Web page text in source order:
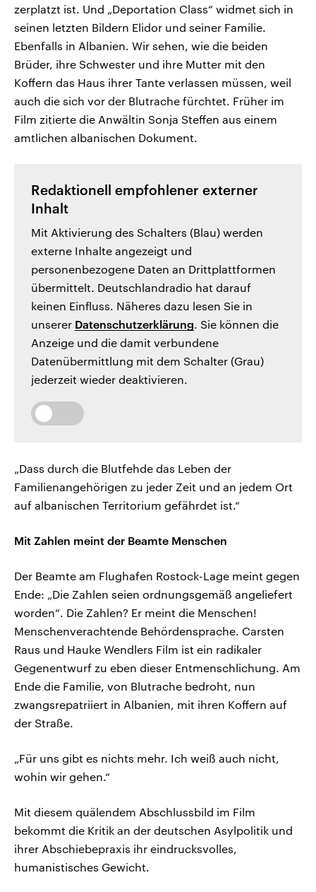
zerplatzt ist. Und „Deportation Class“ widmet sich in
seinen letzten Bildern Elidor und seiner Familie.
Ebenfalls in Albanien. Wir sehen, wie die beiden
Brüder, ihre Schwester und ihre Mutter mit den
Koffern das Haus ihrer Tante verlassen müssen, weil
auch die sich vor der Blutrache fürchtet. Früher im
Film zitierte die Anwältin Sonja Steffen aus einem
amtlichen albanischen Dokument.
Redaktionell empfohlener externer
Inhalt
Mit Aktivierung des Schalters (Blau) werden
externe Inhalte angezeigt und
personenbezogene Daten an Drittplattformen
übermittelt. Deutschlandradio hat darauf
keinen Einfluss. Näheres dazu lesen Sie in
unserer Datenschutzerklärung. Sie können die
Anzeige und die damit verbundene
Datenübermittlung mit dem Schalter (Grau)
jederzeit wieder deaktivieren.
„Dass durch die Blutfehde das Leben der
Familienangehörigen zu jeder Zeit und an jedem Ort
auf albanischen Territorium gefährdet ist.“
Mit Zahlen meint der Beamte Menschen
Der Beamte am Flughafen Rostock-Lage meint gegen
Ende: „Die Zahlen seien ordnungsgemäß angeliefert
worden“. Die Zahlen? Er meint die Menschen!
Menschenverachtende Behördensprache. Carsten
Raus und Hauke Wendlers Film ist ein radikaler
Gegenentwurf zu eben dieser Entmenschlichung. Am
Ende die Familie, von Blutrache bedroht, nun
zwangsrepatriiert in Albanien, mit ihren Koffern auf
der Straße.
„Für uns gibt es nichts mehr. Ich weiß auch nicht,
wohin wir gehen.“
Mit diesem quälendem Abschlussbild im Film
bekommt die Kritik an der deutschen Asylpolitik und
ihrer Abschiebepraxis ihr eindrucksvolles,
humanistisches Gewicht.